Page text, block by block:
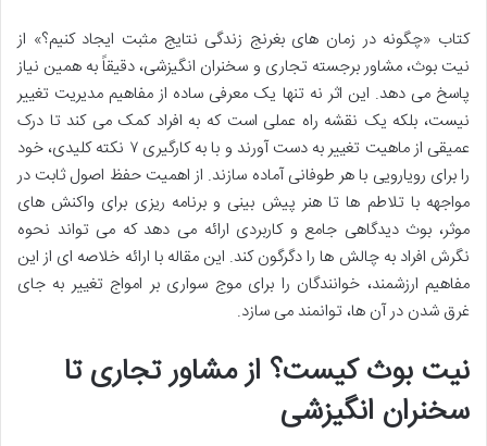
کتاب «چگونه در زمان های بغرنج زندگی نتایج مثبت ایجاد کنیم؟» از
نیت بوث، مشاور برجسته تجاری و سخنران انگیزشی، دقیقاً به همین نیاز
پاسخ می دهد. این اثر نه تنها یک معرفی ساده از مفاهیم مدیریت تغییر
نیست، بلکه یک نقشه راه عملی است که به افراد کمک می کند تا درک
عمیقی از ماهیت تغییر به دست آورند و با به کارگیری ۷ نکته کلیدی، خود
را برای رویارویی با هر طوفانی آماده سازند. از اهمیت حفظ اصول ثابت در
مواجهه با تلاطم ها تا هنر پیش بینی و برنامه ریزی برای واکنش های
موثر، بوث دیدگاهی جامع و کاربردی ارائه می دهد که می تواند نحوه
نگرش افراد به چالش ها را دگرگون کند. این مقاله با ارائه خلاصه ای از این
مفاهیم ارزشمند، خوانندگان را برای موج سواری بر امواج تغییر به جای
غرق شدن در آن ها، توانمند می سازد.
نیت بوث کیست؟ از مشاور تجاری تا
سخنران انگیزشی